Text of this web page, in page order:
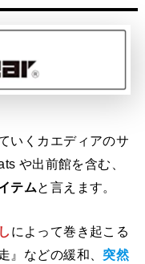
いくカエディアのサ
や出前館を含む、
テムと言えます。
によって巻き起こる
』などの緩和、 突然